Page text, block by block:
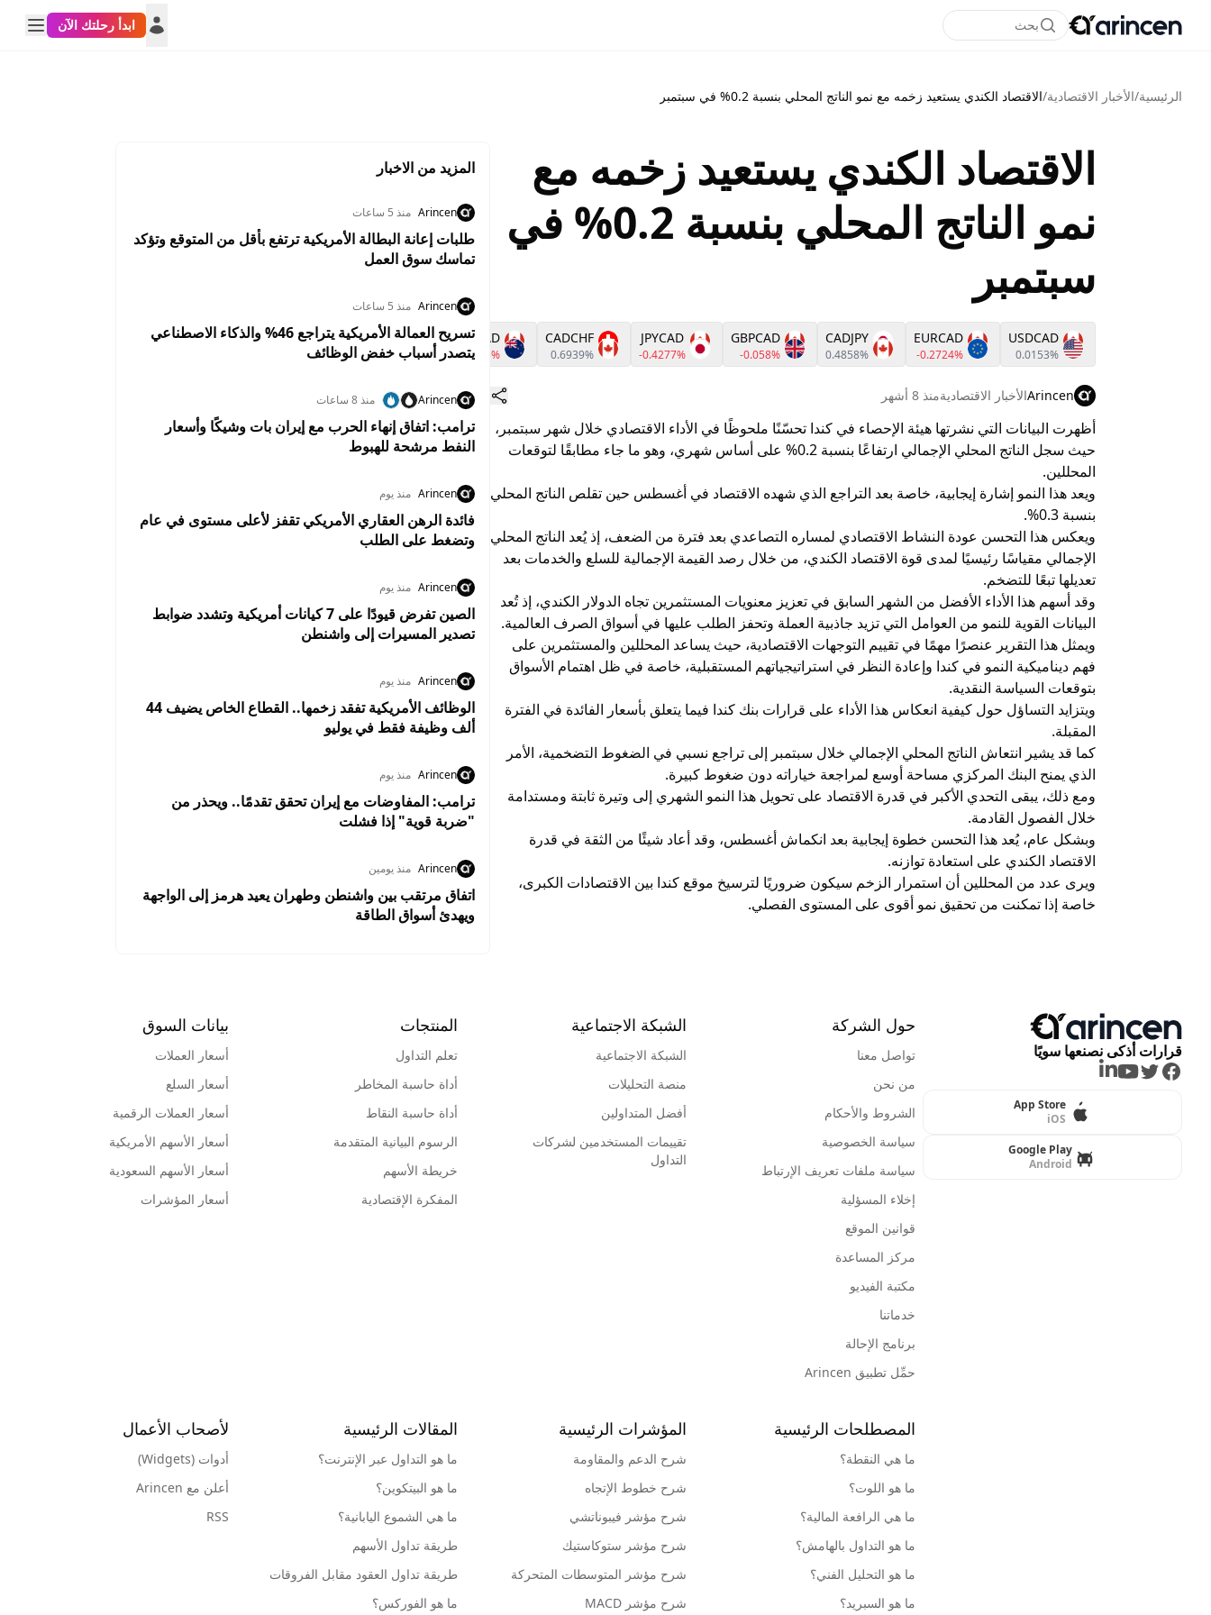
بحث ابدأ رحلتك الآن
الرئيسية/الأخبار الاقتصادية/الاقتصاد الكندي يستعيد زخمه مع نمو الناتج المحلي بنسبة 0.2% في سبتمبر
الاقتصاد الكندي يستعيد زخمه مع
نمو الناتج المحلي بنسبة 0.2% في
سبتمبر
USDCAD
0.0153%
EURCAD
-0.2724%
CADJPY
0.4858%
GBPCAD
-0.058%
JPYCAD
-0.4277%
CADCHF
0.6939%
NZDCAD
-0.2213%
CHFCAD
-0.6643%
CADEUR
0.2858%
CADGBP
Arincenالأخبار الاقتصاديةمنذ 8 أشهر
أظهرت البيانات التي نشرتها هيئة الإحصاء في كندا تحسّنًا ملحوظًا في الأداء الاقتصادي خلال شهر سبتمبر،
حيث سجل الناتج المحلي الإجمالي ارتفاعًا بنسبة 0.2% على أساس شهري، وهو ما جاء مطابقًا لتوقعات
المحللين.
ويعد هذا النمو إشارة إيجابية، خاصة بعد التراجع الذي شهده الاقتصاد في أغسطس حين تقلص الناتج المحلي
بنسبة 0.3%.
ويعكس هذا التحسن عودة النشاط الاقتصادي لمساره التصاعدي بعد فترة من الضعف، إذ يُعد الناتج المحلي
الإجمالي مقياسًا رئيسيًا لمدى قوة الاقتصاد الكندي، من خلال رصد القيمة الإجمالية للسلع والخدمات بعد
تعديلها تبعًا للتضخم.
وقد أسهم هذا الأداء الأفضل من الشهر السابق في تعزيز معنويات المستثمرين تجاه الدولار الكندي، إذ تُعد
البيانات القوية للنمو من العوامل التي تزيد جاذبية العملة وتحفز الطلب عليها في أسواق الصرف العالمية.
ويمثل هذا التقرير عنصرًا مهمًا في تقييم التوجهات الاقتصادية، حيث يساعد المحللين والمستثمرين على
فهم ديناميكية النمو في كندا وإعادة النظر في استراتيجياتهم المستقبلية، خاصة في ظل اهتمام الأسواق
بتوقعات السياسة النقدية.
ويتزايد التساؤل حول كيفية انعكاس هذا الأداء على قرارات بنك كندا فيما يتعلق بأسعار الفائدة في الفترة
المقبلة.
كما قد يشير انتعاش الناتج المحلي الإجمالي خلال سبتمبر إلى تراجع نسبي في الضغوط التضخمية، الأمر
الذي يمنح البنك المركزي مساحة أوسع لمراجعة خياراته دون ضغوط كبيرة.
ومع ذلك، يبقى التحدي الأكبر في قدرة الاقتصاد على تحويل هذا النمو الشهري إلى وتيرة ثابتة ومستدامة
خلال الفصول القادمة.
وبشكل عام، يُعد هذا التحسن خطوة إيجابية بعد انكماش أغسطس، وقد أعاد شيئًا من الثقة في قدرة
الاقتصاد الكندي على استعادة توازنه.
ويرى عدد من المحللين أن استمرار الزخم سيكون ضروريًا لترسيخ موقع كندا بين الاقتصادات الكبرى،
خاصة إذا تمكنت من تحقيق نمو أقوى على المستوى الفصلي.
المزيد من الاخبار
Arincen منذ 5 ساعات
طلبات إعانة البطالة الأمريكية ترتفع بأقل من المتوقع وتؤكد
تماسك سوق العمل
Arincen منذ 5 ساعات
تسريح العمالة الأمريكية يتراجع 46% والذكاء الاصطناعي
يتصدر أسباب خفض الوظائف
Arincen منذ 8 ساعات
ترامب: اتفاق إنهاء الحرب مع إيران بات وشيكًا وأسعار
النفط مرشحة للهبوط
Arincen منذ يوم
فائدة الرهن العقاري الأمريكي تقفز لأعلى مستوى في عام
وتضغط على الطلب
Arincen منذ يوم
الصين تفرض قيودًا على 7 كيانات أمريكية وتشدد ضوابط
تصدير المسيرات إلى واشنطن
Arincen منذ يوم
الوظائف الأمريكية تفقد زخمها.. القطاع الخاص يضيف 44
ألف وظيفة فقط في يوليو
Arincen منذ يوم
ترامب: المفاوضات مع إيران تحقق تقدمًا.. ويحذر من
"ضربة قوية" إذا فشلت
Arincen منذ يومين
اتفاق مرتقب بين واشنطن وطهران يعيد هرمز إلى الواجهة
ويهدئ أسواق الطاقة
قرارات أذكى نصنعها سويًا
Facebook
Twitter
Youtube
LinkedIn
App Store
iOS
Google Play
Android
حول الشركة
تواصل معنا
من نحن
الشروط والأحكام
سياسة الخصوصية
سياسة ملفات تعريف الإرتباط
إخلاء المسؤلية
قوانين الموقع
مركز المساعدة
مكتبة الفيديو
خدماتنا
برنامج الإحالة
حمِّل تطبيق Arincen
الشبكة الاجتماعية
الشبكة الاجتماعية
منصة التحليلات
أفضل المتداولين
تقييمات المستخدمين لشركات
التداول
المنتجات
تعلم التداول
أداة حاسبة المخاطر
أداة حاسبة النقاط
الرسوم البيانية المتقدمة
خريطة الأسهم
المفكرة الإقتصادية
بيانات السوق
أسعار العملات
أسعار السلع
أسعار العملات الرقمية
أسعار الأسهم الأمريكية
أسعار الأسهم السعودية
أسعار المؤشرات
المصطلحات الرئيسية
ما هي النقطة؟
ما هو اللوت؟
ما هي الرافعة المالية؟
ما هو التداول بالهامش؟
ما هو التحليل الفني؟
ما هو السبريد؟
المؤشرات الرئيسية
شرح الدعم والمقاومة
شرح خطوط الإتجاه
شرح مؤشر فيبوناتشي
شرح مؤشر ستوكاستيك
شرح مؤشر المتوسطات المتحركة
شرح مؤشر MACD
المقالات الرئيسية
ما هو التداول عبر الإنترنت؟
ما هو البيتكوين؟
ما هي الشموع اليابانية؟
طريقة تداول الأسهم
طريقة تداول العقود مقابل الفروقات
ما هو الفوركس؟
لأصحاب الأعمال
أدوات (Widgets)
أعلن مع Arincen
RSS